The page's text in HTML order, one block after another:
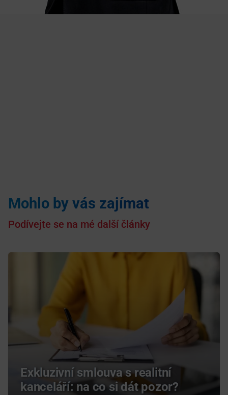
Mohlo by vás zajímat
Podívejte se na mé další články
Exkluzivní smlouva s realitní
kanceláří: na co si dát pozor?